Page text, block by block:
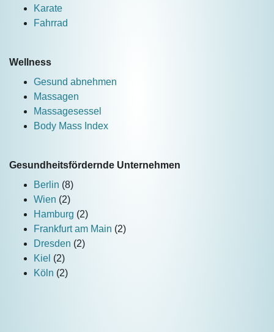
Karate
Fahrrad
Wellness
Gesund abnehmen
Massagen
Massagesessel
Body Mass Index
Gesundheitsfördernde Unternehmen
Berlin (8)
Wien (2)
Hamburg (2)
Frankfurt am Main (2)
Dresden (2)
Kiel (2)
Köln (2)